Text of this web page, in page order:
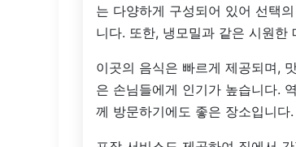
는 다양하게 구성되어 있어 선택
니다. 또한, 냉모밀과 같은 시원한
이곳의 음식은 빠르게 제공되며,
은 손님들에게 인기가 높습니다.
께 방문하기에도 좋은 장소입니다.